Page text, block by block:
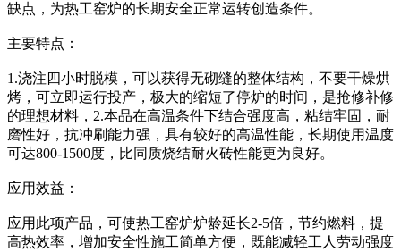
缺点，为热工窑炉的长期安全正常运转创造条件。
主要特点：
1.浇注四小时脱模，可以获得无砌缝的整体结构，不要干燥烘
烤，可立即运行投产，极大的缩短了停炉的时间，是抢修补修
的理想材料，2.本品在高温条件下结合强度高，粘结牢固，耐
磨性好，抗冲刷能力强，具有较好的高温性能，长期使用温度
可达800-1500度，比同质烧结耐火砖性能更为良好。
应用效益：
应用此项产品，可使热工窑炉炉龄延长2-5倍，节约燃料，提
高热效率，增加安全性施工简单方便，既能减轻工人劳动强度